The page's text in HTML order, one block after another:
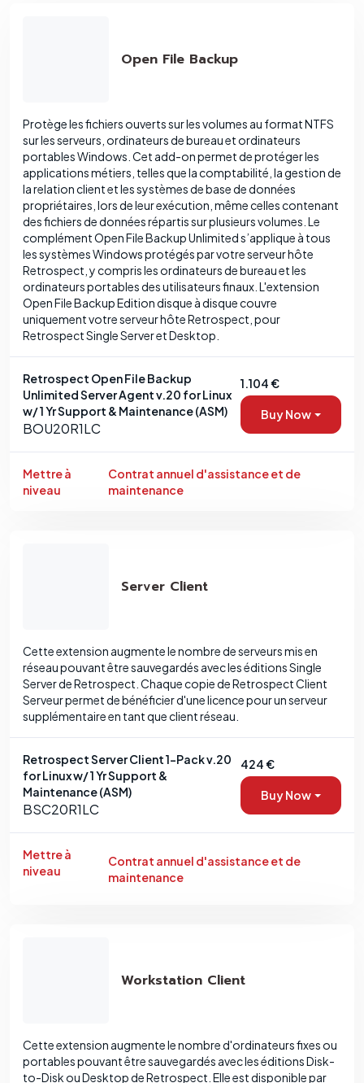
Open File Backup
Protège les fichiers ouverts sur les volumes au format NTFS
sur les serveurs, ordinateurs de bureau et ordinateurs
portables Windows. Cet add-on permet de protéger les
applications métiers, telles que la comptabilité, la gestion de
la relation client et les systèmes de base de données
propriétaires, lors de leur exécution, même celles contenant
des fichiers de données répartis sur plusieurs volumes. Le
complément Open File Backup Unlimited s’applique à tous
les systèmes Windows protégés par votre serveur hôte
Retrospect, y compris les ordinateurs de bureau et les
ordinateurs portables des utilisateurs finaux. L'extension
Open File Backup Edition disque à disque couvre
uniquement votre serveur hôte Retrospect, pour
Retrospect Single Server et Desktop.
Retrospect Open File Backup
Unlimited Server Agent v.20 for Linux
w/ 1 Yr Support & Maintenance (ASM)
BOU20R1LC
1.104 €
Buy Now
Mettre à
niveau
Contrat annuel d'assistance et de
maintenance
Server Client
Cette extension augmente le nombre de serveurs mis en
réseau pouvant être sauvegardés avec les éditions Single
Server de Retrospect. Chaque copie de Retrospect Client
Serveur permet de bénéficier d'une licence pour un serveur
supplémentaire en tant que client réseau.
Retrospect Server Client 1-Pack v.20
for Linux w/ 1 Yr Support &
Maintenance (ASM)
BSC20R1LC
424 €
Buy Now
Mettre à
niveau
Contrat annuel d'assistance et de
maintenance
Workstation Client
Cette extension augmente le nombre d'ordinateurs fixes ou
portables pouvant être sauvegardés avec les éditions Disk-
to-Disk ou Desktop de Retrospect. Elle est disponible par